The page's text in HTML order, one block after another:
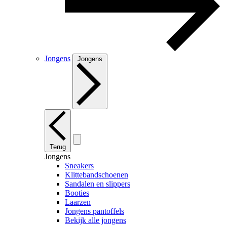
Jongens Jongens
Terug
Jongens
Sneakers
Klittebandschoenen
Sandalen en slippers
Booties
Laarzen
Jongens pantoffels
Bekijk alle jongens